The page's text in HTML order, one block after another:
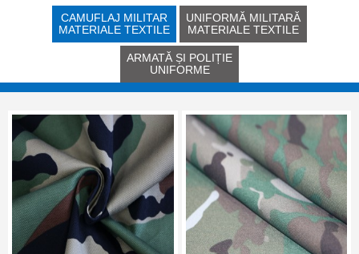
CAMUFLAJ MILITAR
MATERIALE TEXTILE
UNIFORMĂ MILITARĂ
MATERIALE TEXTILE
ARMATĂ ȘI POLIȚIE
UNIFORME